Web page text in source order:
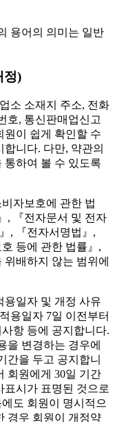
용어의 의미는 일반
정)
소 소재지 주소, 전화
호, 통신판매업신고
원이 쉽게 확인할 수
니다. 다만, 약관의
통하여 볼 수 있도록
자보호에 관한 법
, 『전자문서 및 전자
, 『전자서명법』,
등에 관한 법률』,
위배하지 않는 범위에
용일자 및 개정 사유
용일자 7일 이전부터
항 등에 공지합니다.
을 변경하는 경우에
간을 두고 공지합니
회원에게 30일 기간
표시가 표명된 것으로
도 회원이 명시적으
경우 회원이 개정약